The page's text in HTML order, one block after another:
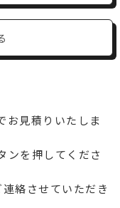
お見積りいたしま
ンを押してくださ
絡させていただき